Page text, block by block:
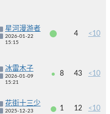
星河漫游者
2026-01-22
15:15
4 <10
冰雷木子
2026-01-09
15:21
8 43 <10
花街十三少
2025-12-23
1 12 <10